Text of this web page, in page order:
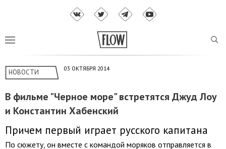
НОВОСТИ 03 ОКТЯБРЯ 2014
В фильме "Черное море" встретятся Джуд Лоу
и Константин Хабенский
Причем первый играет русского капитана
По сюжету, он вместе с командой моряков отправляется в